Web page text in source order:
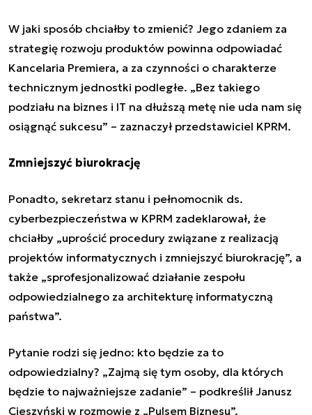
W jaki sposób chciałby to zmienić? Jego zdaniem za
strategię rozwoju produktów powinna odpowiadać
Kancelaria Premiera, a za czynności o charakterze
technicznym jednostki podległe. „Bez takiego
podziału na biznes i IT na dłuższą metę nie uda nam się
osiągnąć sukcesu” – zaznaczył przedstawiciel KPRM.
Zmniejszyć biurokrację
Ponadto, sekretarz stanu i pełnomocnik ds.
cyberbezpieczeństwa w KPRM zadeklarował, że
chciałby „uprościć procedury związane z realizacją
projektów informatycznych i zmniejszyć biurokrację”, a
także „sprofesjonalizować działanie zespołu
odpowiedzialnego za architekturę informatyczną
państwa”.
Pytanie rodzi się jedno: kto będzie za to
odpowiedzialny? „Zajmą się tym osoby, dla których
będzie to najważniejsze zadanie” – podkreśliłJanusz
Cieszyński w rozmowie z „Pulsem Biznesu”.